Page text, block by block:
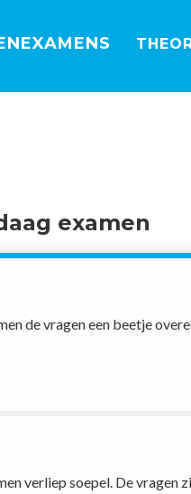
EXAMENS
examen
de vragen een beetje
verliep soepel. De